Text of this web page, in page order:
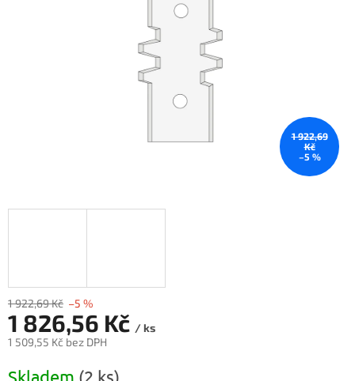
1 922,69
Kč
–5 %
1 922,69 Kč –5 %
1 826,56 Kč / ks
1 509,55 Kč bez DPH
Skladem (2 ks)